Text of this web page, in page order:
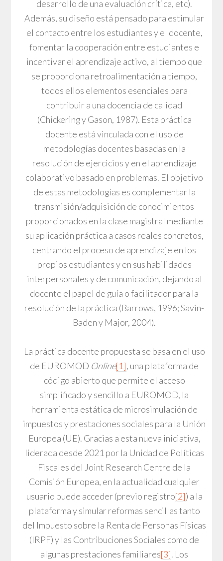
desarrollo de una evaluación crítica, etc).
Además, su diseño está pensado para estimular
el contacto entre los estudiantes y el docente,
fomentar la cooperación entre estudiantes e
incentivar el aprendizaje activo, al tiempo que
se proporciona retroalimentación a tiempo,
todos ellos elementos esenciales para
contribuir a una docencia de calidad
(Chickering y Gason, 1987). Esta práctica
docente está vinculada con el uso de
metodologías docentes basadas en la
resolución de ejercicios y en el aprendizaje
colaborativo basado en problemas. El objetivo
de estas metodologías es complementar la
transmisión/adquisición de conocimientos
proporcionados en la clase magistral mediante
su aplicación práctica a casos reales concretos,
centrando el proceso de aprendizaje en los
propios estudiantes y en sus habilidades
interpersonales y de comunicación, dejando al
docente el papel de guía o facilitador para la
resolución de la práctica (Barrows, 1996; Savin-
Baden y Major, 2004).
La práctica docente propuesta se basa en el uso
de EUROMOD Online[1], una plataforma de
código abierto que permite el acceso
simplificado y sencillo a EUROMOD, la
herramienta estática de microsimulación de
impuestos y prestaciones sociales para la Unión
Europea (UE). Gracias a esta nueva iniciativa,
liderada desde 2021 por la Unidad de Políticas
Fiscales del Joint Research Centre de la
Comisión Europea, en la actualidad cualquier
usuario puede acceder (previo registro[2]) a la
plataforma y simular reformas sencillas tanto
del Impuesto sobre la Renta de Personas Físicas
(IRPF) y las Contribuciones Sociales como de
algunas prestaciones familiares[3]. Los